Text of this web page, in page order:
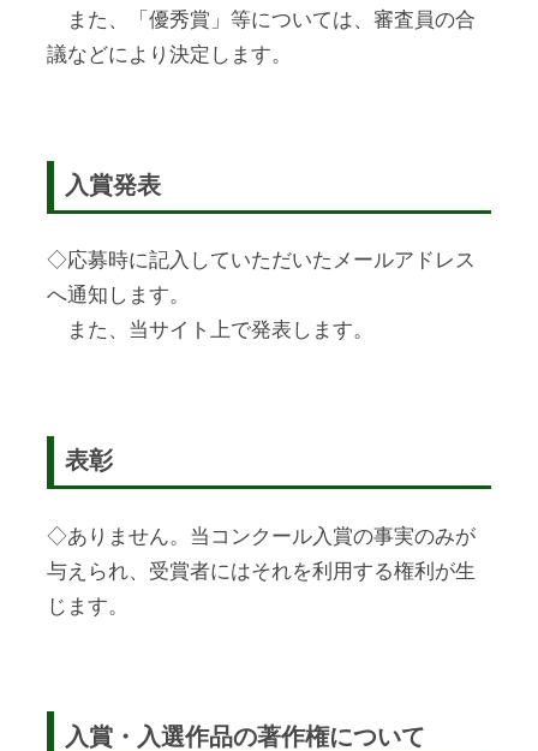
また、「優秀賞」等については、審査員の合
議などにより決定します。
入賞発表
◇応募時に記入していただいたメールアドレス
へ通知します。
また、当サイト上で発表します。
表彰
◇ありません。当コンクール入賞の事実のみが
与えられ、受賞者にはそれを利用する権利が生
じます。
入賞・入選作品の著作権について